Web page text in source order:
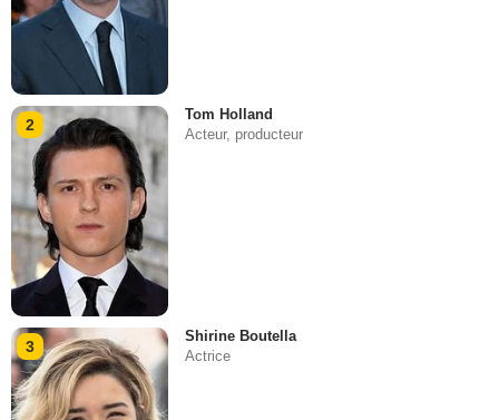
2
Tom Holland
Acteur, producteur
3
Shirine Boutella
Actrice